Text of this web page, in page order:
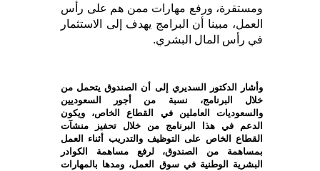
ومستقرة، ورفع مهارات ممن هم على رأس
العمل، مبينا أن البرامج يهدف إلى الاستثمار
في رأس المال البشري.
وأشار الدكتور السديري إلى أن الصندوق يتحمل من
خلال البرنامج، نسبة من أجور السعوديين
والسعوديات العاملين في القطاع الخاص، ويكون
الدعم في هذا البرنامج من خلال تحفيز منشآت
القطاع الخاص على التوظيف والتدريب أثناء العمل
بمساهمة من الصندوق، لرفع مساهمة الكوادر
البشرية الوطنية في سوق العمل، ومدها بالمهارات